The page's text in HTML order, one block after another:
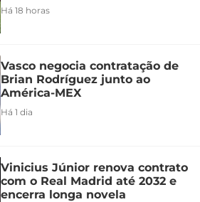
Há 18 horas
Vasco negocia contratação de
Brian Rodríguez junto ao
América-MEX
Há 1 dia
Vinicius Júnior renova contrato
com o Real Madrid até 2032 e
encerra longa novela